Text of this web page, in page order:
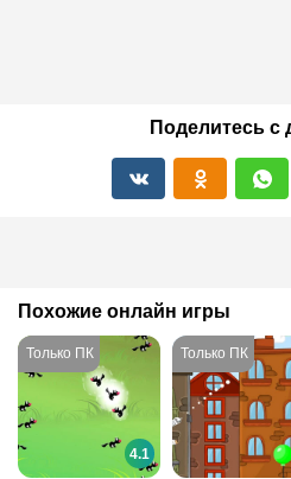
Поделитесь с
Похожие онлайн игры
4.1